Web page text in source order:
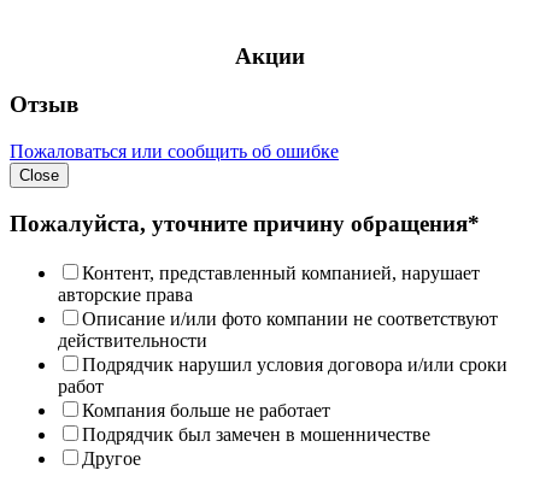
Акции
Отзыв
Пожаловаться или сообщить об ошибке
Close
Пожалуйста, уточните причину обращения*
Контент, представленный компанией, нарушает
авторские права
Описание и/или фото компании не соответствуют
действительности
Подрядчик нарушил условия договора и/или сроки
работ
Компания больше не работает
Подрядчик был замечен в мошенничестве
Другое